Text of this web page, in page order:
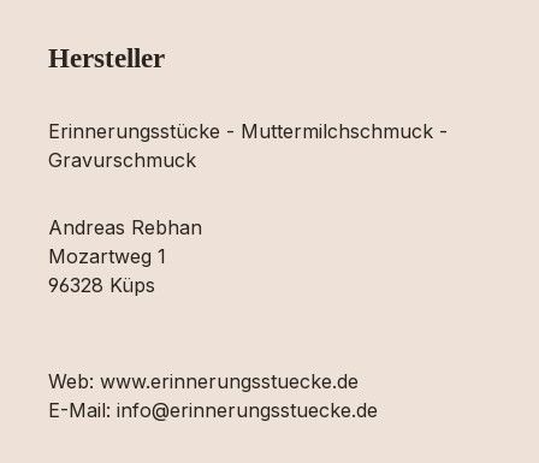
Hersteller
Erinnerungsstücke - Muttermilchschmuck -
Gravurschmuck
Andreas Rebhan
Mozartweg 1
96328 Küps
Web: www.erinnerungsstuecke.de
E-Mail: info@erinnerungsstuecke.de